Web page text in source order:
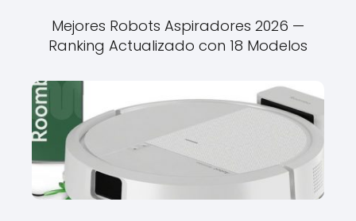
Mejores Robots Aspiradores 2026 —
Ranking Actualizado con 18 Modelos